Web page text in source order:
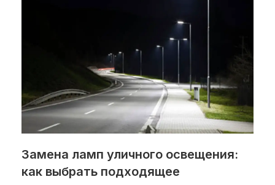
Замена ламп уличного освещения:
как выбрать подходящее